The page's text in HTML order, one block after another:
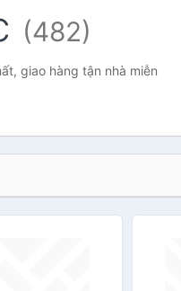
(482)
giao hàng tận nhà miễn